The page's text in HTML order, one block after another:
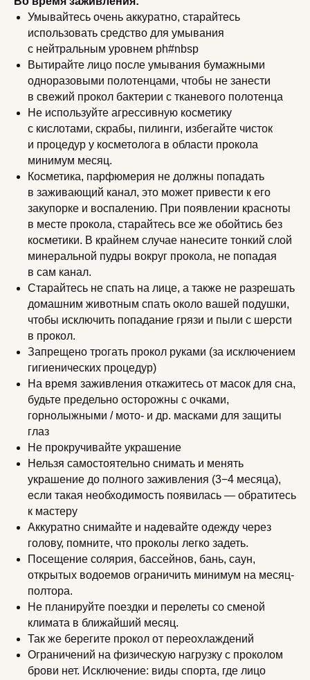
Умывайтесь очень аккуратно, старайтесь
использовать средство для умывания
с нейтральным уровнем ph#nbsp
Вытирайте лицо после умывания бумажными
одноразовыми полотенцами, чтобы не занести
в свежий прокол бактерии с тканевого полотенца
Не используйте агрессивную косметику
с кислотами, скрабы, пилинги, избегайте чисток
и процедур у косметолога в области прокола
минимум месяц.
Косметика, парфюмерия не должны попадать
в заживающий канал, это может привести к его
закупорке и воспалению. При появлении красноты
в месте прокола, старайтесь все же обойтись без
косметики. В крайнем случае нанесите тонкий слой
минеральной пудры вокруг прокола, не попадая
в сам канал.
Старайтесь не спать на лице, а также не разрешать
домашним животным спать около вашей подушки,
чтобы исключить попадание грязи и пыли с шерсти
в прокол.
Запрещено трогать прокол руками (за исключением
гигиенических процедур)
На время заживления откажитесь от масок для сна,
будьте предельно осторожны с очками,
горнолыжными / мото- и др. масками для защиты
глаз
Не прокручивайте украшение
Нельзя самостоятельно снимать и менять
украшение до полного заживления (3−4 месяца),
если такая необходимость появилась — обратитесь
к мастеру
Аккуратно снимайте и надевайте одежду через
голову, помните, что проколы легко задеть.
Посещение солярия, бассейнов, бань, саун,
открытых водоемов ограничить минимум на месяц-
полтора.
Не планируйте поездки и перелеты со сменой
климата в ближайший месяц.
Так же берегите прокол от переохлаждений
Ограничений на физическую нагрузку с проколом
брови нет. Исключение: виды спорта, где лицо